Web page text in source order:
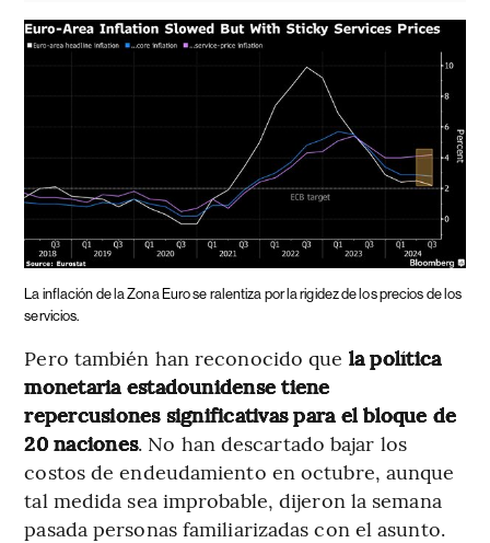
La inflación de la Zona Euro se ralentiza por la rigidez de los precios de los
servicios.
Pero también han reconocido que la política
monetaria estadounidense tiene
repercusiones significativas para el bloque de
20 naciones. No han descartado bajar los
costos de endeudamiento en octubre, aunque
tal medida sea improbable, dijeron la semana
pasada personas familiarizadas con el asunto.